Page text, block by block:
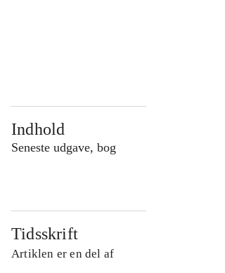
Indhold
Seneste udgave, bog
Tidsskrift
Artiklen er en del af